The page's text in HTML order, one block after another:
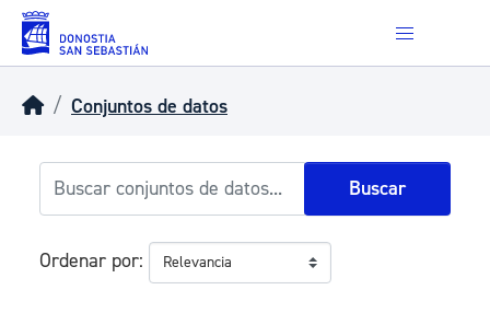
Skip to main content
Conjuntos de datos
Buscar
Ordenar por